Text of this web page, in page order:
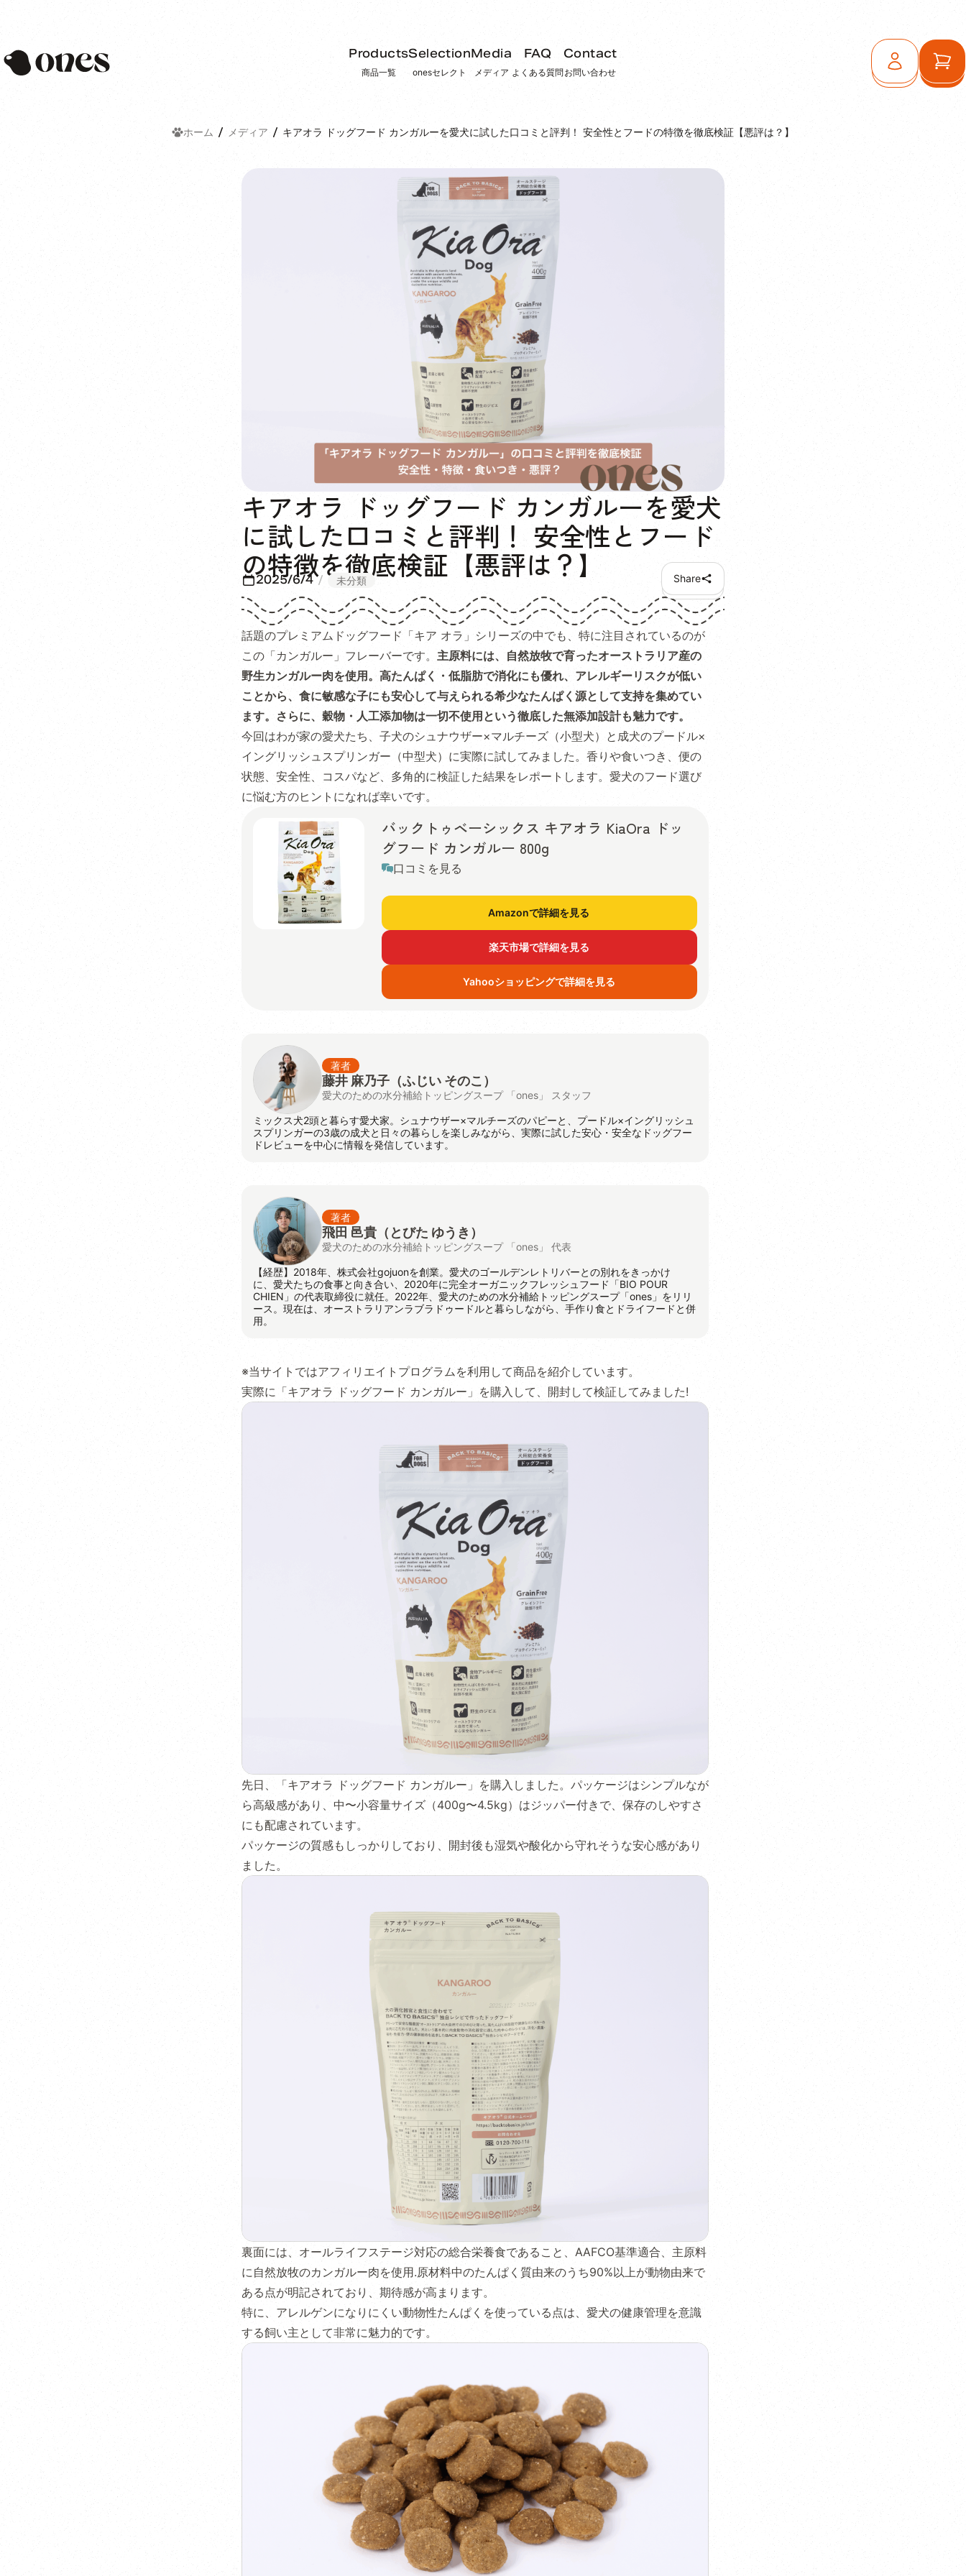
Ones Products
商品一覧
Selection
onesセレクト
Media
メディア
FAQ
よくある質問
Contact
お問い合わせ ログインカ
ホーム メディア キアオラ ドッグフード カンガルーを愛犬に試した口コミと評判！ 安全性とフードの特徴を徹底検証【悪評は？】
キアオラ ドッグフード カンガルーを愛犬
に試した口コミと評判！ 安全性とフード
の特徴を徹底検証【悪評は？】
2025/6/4 未分類 Share
話題のプレミアムドッグフード「キア オラ」シリーズの中でも、特に注目されているのが
この「カンガルー」フレーバーです。 主原料には、自然放牧で育ったオーストラリア産の
野生カンガルー肉を使用。高たんぱく・低脂肪で消化にも優れ、アレルギーリスクが低い
ことから、食に敏感な子にも安心して与えられる希少なたんぱく源として支持を集めてい
ます。さらに、穀物・人工添加物は一切不使用という徹底した無添加設計も魅力です。
今回はわが家の愛犬たち、子犬のシュナウザー×マルチーズ（小型犬）と成犬のプードル×
イングリッシュスプリンガー（中型犬）に実際に試してみました。香りや食いつき、便の
状態、安全性、コスパなど、多角的に検証した結果をレポートします。愛犬のフード選び
に悩む方のヒントになれば幸いです。
バックトゥベーシックス キアオラ KiaOra ドッ
グフード カンガルー 800g
口コミを見る
Amazonで詳細を見る
楽天市場で詳細を見る
Yahooショッピングで詳細を見る
著者
藤井 麻乃子（ふじい そのこ）
愛犬のための水分補給トッピングスープ 「ones」 スタッフ
ミックス犬2頭と暮らす愛犬家。シュナウザー×マルチーズのパピーと、プードル×イングリッシュ
スプリンガーの3歳の成犬と日々の暮らしを楽しみながら、実際に試した安心・安全なドッグフー
ドレビューを中心に情報を発信しています。
著者
飛田 邑貴 （とびた ゆうき）
愛犬のための水分補給トッピングスープ 「ones」 代表
【経歴】2018年、株式会社gojuonを創業。愛犬のゴールデンレトリバーとの別れをきっかけ
に、愛犬たちの食事と向き合い、2020年に完全オーガニックフレッシュフード「BIO POUR
CHIEN」の代表取締役に就任。2022年、愛犬のための水分補給トッピングスープ「ones」をリリ
ース。現在は、オーストラリアンラブラドゥードルと暮らしながら、手作り食とドライフードと併
用。
※当サイトではアフィリエイトプログラムを利用して商品を紹介しています。
実際に「キアオラ ドッグフード カンガルー」を購入して、開封して検証してみました!
先日、「キアオラ ドッグフード カンガルー」を購入しました。パッケージはシンプルなが
ら高級感があり、中〜小容量サイズ（400g〜4.5kg）はジッパー付きで、保存のしやすさ
にも配慮されています。
パッケージの質感もしっかりしており、開封後も湿気や酸化から守れそうな安心感があり
ました。
裏面には、オールライフステージ対応の総合栄養食であること、AAFCO基準適合、主原料
に自然放牧のカンガルー肉を使用.原材料中のたんぱく質由来のうち90%以上が動物由来で
ある点が明記されており、期待感が高まります。
特に、アレルゲンになりにくい動物性たんぱくを使っている点は、愛犬の健康管理を意識
する飼い主として非常に魅力的です。